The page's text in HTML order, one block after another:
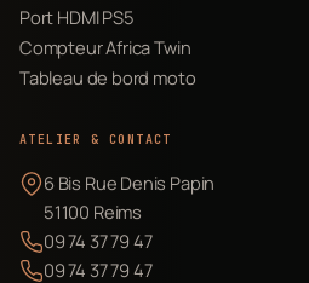
Port HDMI PS5
Compteur Africa Twin
Tableau de bord moto
ATELIER & CONTACT
6 Bis Rue Denis Papin
51100 Reims
09 74 37 79 47
09 74 37 79 47